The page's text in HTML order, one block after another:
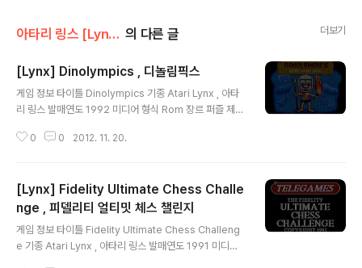
아타리 링스 [Lynx]/퍼즐,보드 의 다른 글 더보기
[Lynx] Dinolympics , 디놀림픽스
게임 정보 타이틀 Dinolympics 기종 Atari Lynx , 아타
리 링스 발매연도 1992 미디어 형식 Rom 장르 퍼즐 제
보 다운로드 다운 로드 기타
0 0 2012. 11. 20.
[Lynx] Fidelity Ultimate Chess Challe
nge , 피델리티 얼티밋 체스 챌린지
게임 정보 타이틀 Fidelity Ultimate Chess Challeng
e 기종 Atari Lynx , 아타리 링스 발매연도 1991 미디어